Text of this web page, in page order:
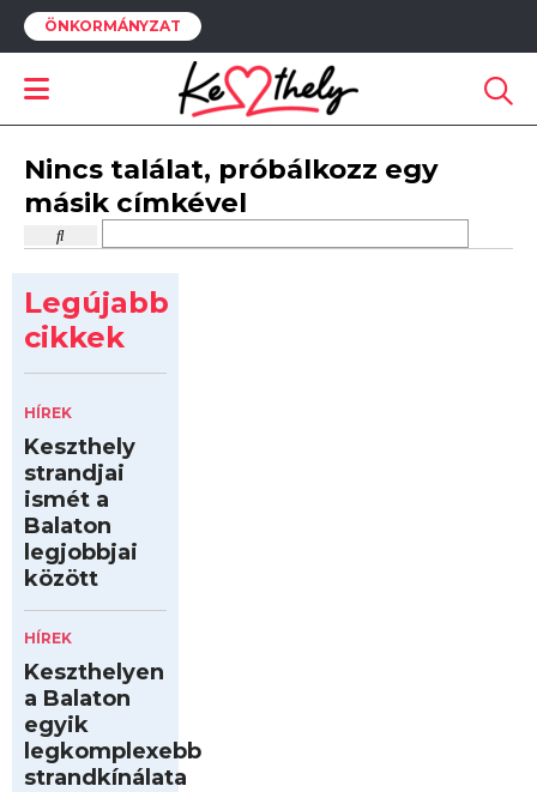
ÖNKORMÁNYZAT
Nincs találat, próbálkozz egy
másik címkével
Legújabb
cikkek
HÍREK
Keszthely
strandjai
ismét a
Balaton
legjobbjai
között
HÍREK
Keszthelyen
a Balaton
egyik
legkomplexebb
strandkínálata